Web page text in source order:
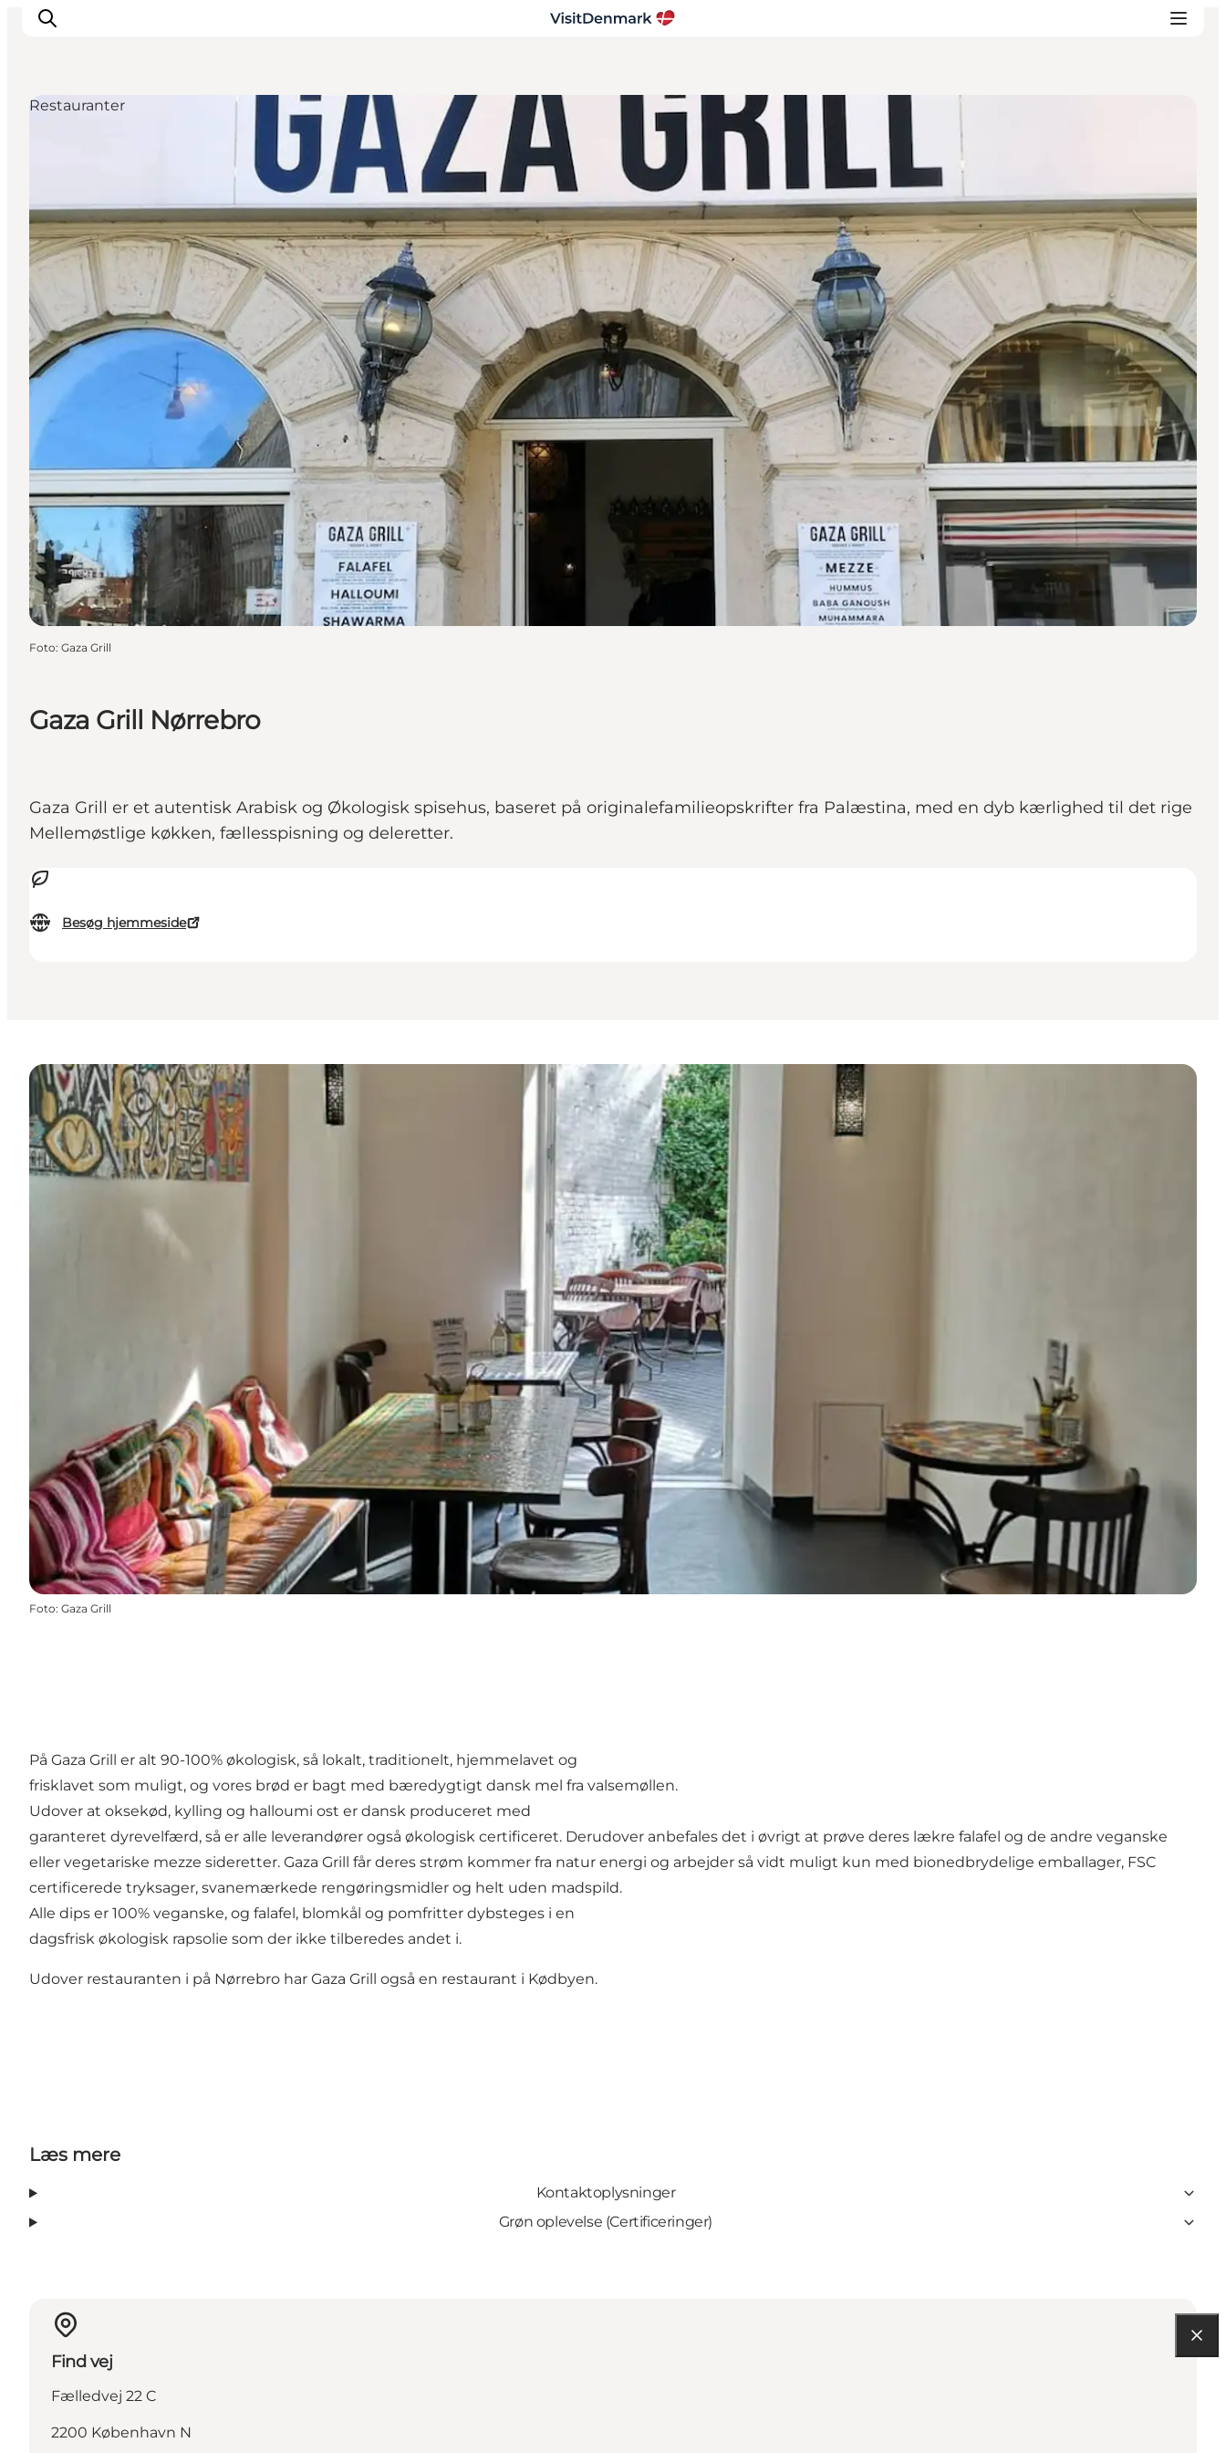
Oplevelser
Overnatning
Planlæg ferien
Gaza Grill Nørrebro
Gaza Grill er et autentisk Arabisk og Økologisk spisehus, baseret på originalefamilieopskrifter fra Palæstina, med en dyb kærlighed til det rige
Mellemøstlige køkken, fællesspisning og deleretter.
Besøg hjemmeside
Restauranter
Foto: Gaza Grill
Foto: Gaza Grill
På Gaza Grill er alt 90-100% økologisk, så lokalt, traditionelt, hjemmelavet og
frisklavet som muligt, og vores brød er bagt med bæredygtigt dansk mel fra valsemøllen.
Udover at oksekød, kylling og halloumi ost er dansk produceret med
garanteret dyrevelfærd, så er alle leverandører også økologisk certificeret. Derudover anbefales det i øvrigt at prøve deres lækre falafel og de andre veganske
eller vegetariske mezze sideretter. Gaza Grill får deres strøm kommer fra natur energi og arbejder så vidt muligt kun med bionedbrydelige emballager, FSC
certificerede tryksager, svanemærkede rengøringsmidler og helt uden madspild.
Alle dips er 100% veganske, og falafel, blomkål og pomfritter dybsteges i en
dagsfrisk økologisk rapsolie som der ikke tilberedes andet i.
Udover restauranten i på Nørrebro har Gaza Grill også en restaurant i Kødbyen.
Læs mere
Kontaktoplysninger
Grøn oplevelse (Certificeringer)
Find vej
Fælledvej 22 C
2200 København N